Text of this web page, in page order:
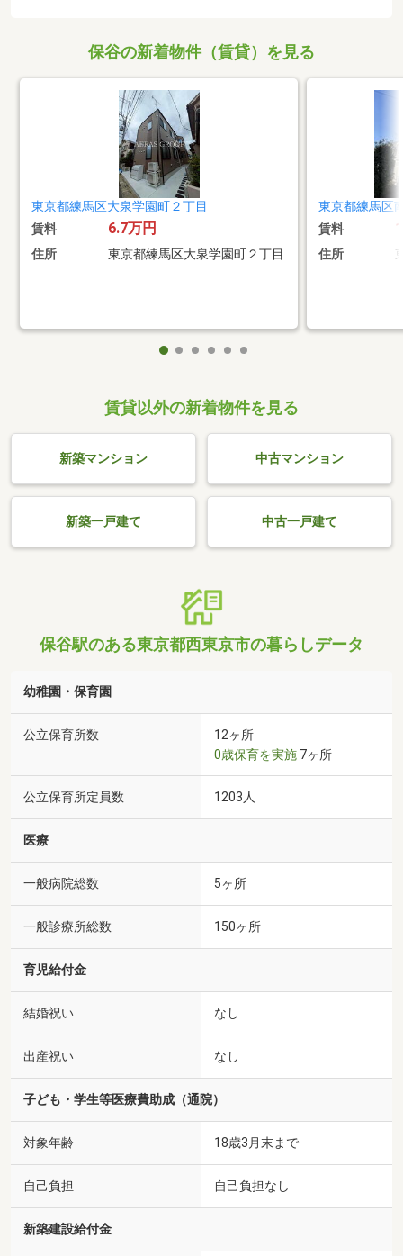
保谷の新着物件（賃貸）を見る
東京都練馬区大泉学園町２丁目
賃料 6.7万円
住所 東京都練馬区大泉学園町２丁目
東京都練馬区
賃料
住所
賃貸以外の新着物件を見る
新築マンション 中古マンション
新築一戸建て 中古一戸建て
保谷駅のある東京都西東京市の暮らしデータ
幼稚園・保育園
公立保育所数
12ヶ所
0歳保育を実施 7ヶ所
公立保育所定員数 1203人
医療
一般病院総数 5ヶ所
一般診療所総数 150ヶ所
育児給付金
結婚祝い なし
出産祝い なし
子ども・学生等医療費助成（通院）
対象年齢 18歳3月末まで
自己負担 自己負担なし
新築建設給付金